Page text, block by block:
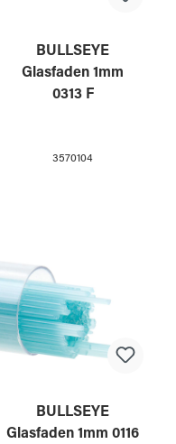
BULLSEYE
Glasfaden 1mm
0313 F
3570104
BULLSEYE
Glasfaden 1mm 0116